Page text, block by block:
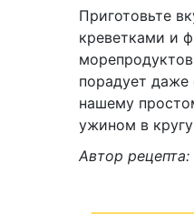
Приготовьте
креветками и
порадует даже
нашему
ужином в
Автор